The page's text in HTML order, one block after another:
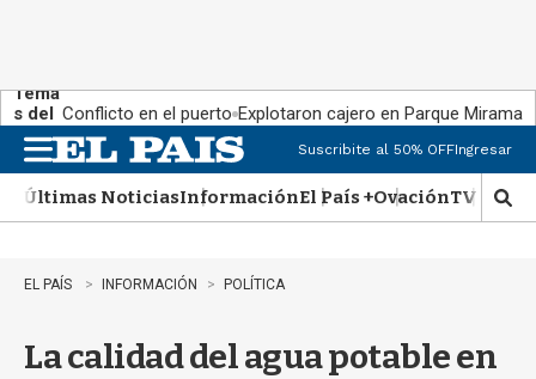
Tema
s del
día:
Conflicto en el puerto Explotaron cajero en Parque Miramar
n
u
Suscribite al 50% OFFIngresar
Últimas NoticiasInformaciónEl País +OvaciónTV Show
M
o
EL PAÍS INFORMACIÓN POLÍTICA
La calidad del agua potable en